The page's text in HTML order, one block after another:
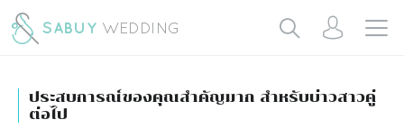
ประสบการณ์ของคุณสำคัญมาก สำหรับบ่าวสาวคู่
ต่อไป